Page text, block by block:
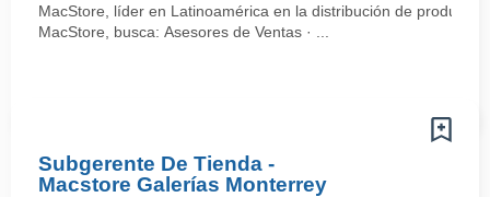
MacStore, líder en Latinoamérica en la distribución de
MacStore, busca: Asesores de Ventas · ...
Subgerente De Tienda -
Macstore Galerías Monterrey